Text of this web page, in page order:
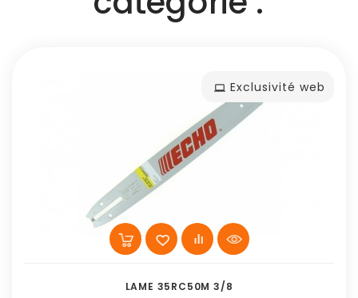
Exclusivité web
LAME 35RC50M 3/8